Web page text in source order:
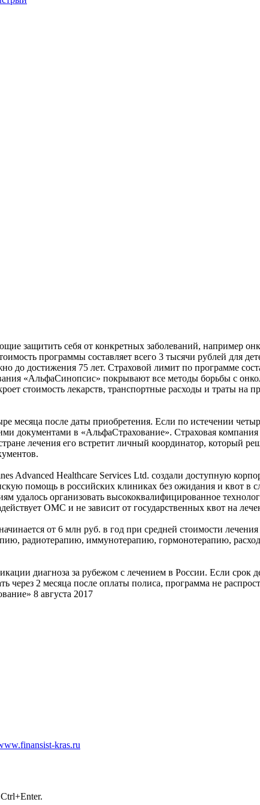
защитить себя от конкретных заболеваний, например
программы составляет всего 3 тысячи рублей для
до достижения 75 лет. Страховой лимит по программе
«АльфаСинопсис» покрывают все методы борьбы с
стоимость лекарств, транспортные расходы и траты на
месяца после даты приобретения. Если по истечении
документами в «АльфаСтрахование». Страховая
лечения его встретит личный координатор,
Advanced Healthcare Services Ltd. создали доступную
помощь в российских клиниках без ожидания и квот в
удалось организовать высококвалифицированное
ОМС и не зависит от государственных квот на
от 6 млн руб. в год при средней стоимости
радиотерапию, иммунотерапию, гормонотерапию,
диагноза за рубежом с лечением в России. Если срок
через 2 месяца после оплаты полиса, программа не
8 августа 2017
kras.ru